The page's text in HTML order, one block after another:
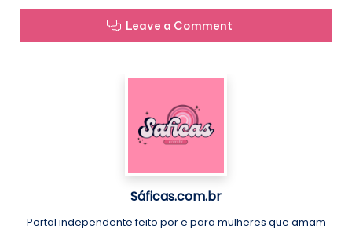
Leave a Comment
Sáficas.com.br
Portal independente feito por e para mulheres que amam